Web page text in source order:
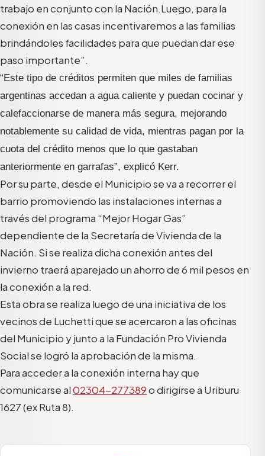
trabajo en conjunto con la Nación.Luego, para la
conexión en las casas incentivaremos a las familias
brindándoles facilidades para que puedan dar ese
paso importante”.
“Este tipo de créditos permiten que miles de familias
argentinas accedan a agua caliente y puedan cocinar y
calefaccionarse de manera más segura, mejorando
notablemente su calidad de vida, mientras pagan por la
cuota del crédito menos que lo que gastaban
anteriormente en garrafas”, explicó Kerr.
Por su parte, desde el Municipio se va a recorrer el
barrio promoviendo las instalaciones internas a
través del programa “Mejor Hogar Gas”
dependiente de la Secretaría de Vivienda de la
Nación. Si se realiza dicha conexión antes del
invierno traerá aparejado un ahorro de 6 mil pesos en
la conexión a la red.
Esta obra se realiza luego de una iniciativa de los
vecinos de Luchetti que se acercaron a las oficinas
del Municipio y junto a la Fundación Pro Vivienda
Social se logró la aprobación de la misma.
Para acceder a la conexión interna hay que
comunicarse al02304-277389o dirigirse a Uriburu
1627(ex Ruta 8).